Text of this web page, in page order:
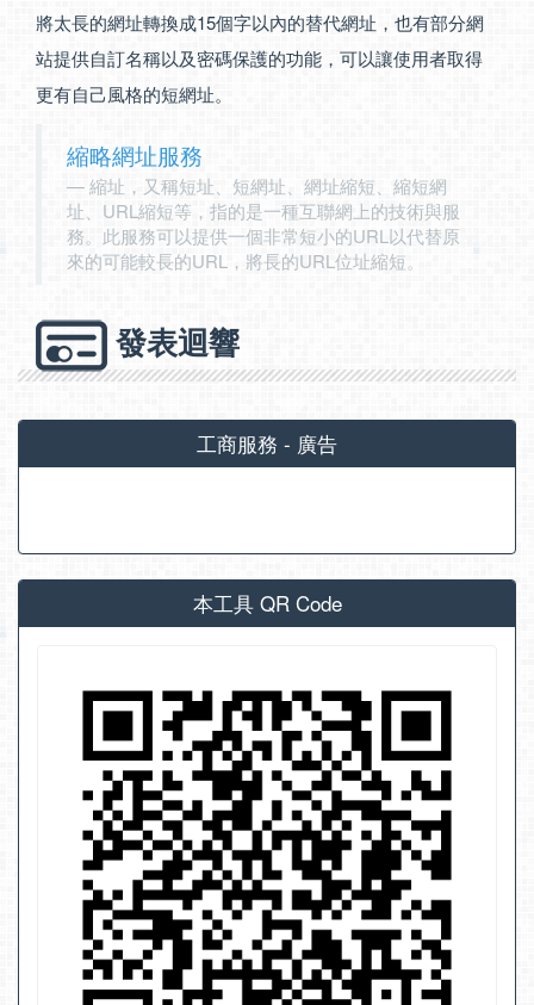
將太長的網址轉換成15個字以內的替代網址，也有部分網
站提供自訂名稱以及密碼保護的功能，可以讓使用者取得
更有自己風格的短網址。
縮略網址服務
縮址，又稱短址、短網址、網址縮短、縮短網
址、URL縮短等，指的是一種互聯網上的技術與服
務。此服務可以提供一個非常短小的URL以代替原
來的可能較長的URL，將長的URL位址縮短。
發表迴響
工商服務 - 廣告
本工具 QR Code